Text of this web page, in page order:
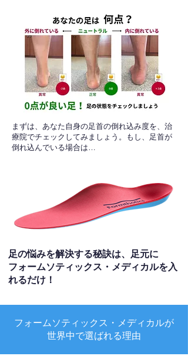
​まずは、あなた自身の足首の倒れ込み度を、治
療院でチェックしてみましょう。もし、足首が
倒れ込んでいる場合は…
足の悩みを解決する秘訣は、足元に
フォームソティックス・メディカルを入
れるだけ！
フォームソティックス・メディカルが
世界中で選ばれる理由